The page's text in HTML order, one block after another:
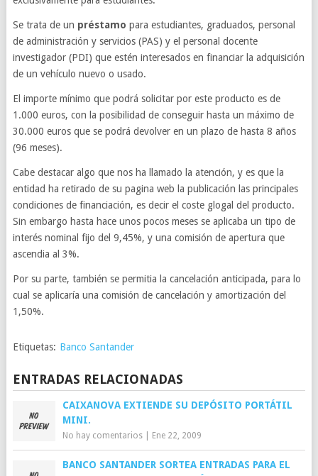
Se trata de un préstamo para estudiantes, graduados, personal
de administración y servicios (PAS) y el personal docente
investigador (PDI) que estén interesados en financiar la adquisición
de un vehículo nuevo o usado.
El importe mínimo que podrá solicitar por este producto es de
1.000 euros, con la posibilidad de conseguir hasta un máximo de
30.000 euros que se podrá devolver en un plazo de hasta 8 años
(96 meses).
Cabe destacar algo que nos ha llamado la atención, y es que la
entidad ha retirado de su pagina web la publicación las principales
condiciones de financiación, es decir el coste glogal del producto.
Sin embargo hasta hace unos pocos meses se aplicaba un tipo de
interés nominal fijo del 9,45%, y una comisión de apertura que
ascendia al 3%.
Por su parte, también se permitia la cancelación anticipada, para lo
cual se aplicaría una comisión de cancelación y amortización del
1,50%.
Etiquetas: Banco Santander
ENTRADAS RELACIONADAS
CAIXANOVA EXTIENDE SU DEPÓSITO PORTÁTIL
MINI.
No hay comentarios| Ene 22, 2009
BANCO SANTANDER SORTEA ENTRADAS PARA EL